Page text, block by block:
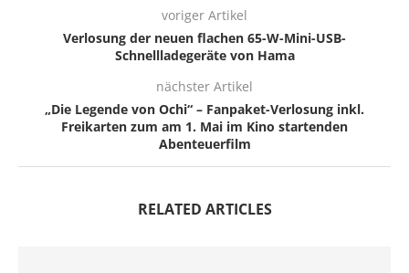
voriger Artikel
Verlosung der neuen flachen 65-W-Mini-USB-
Schnellladegeräte von Hama
nächster Artikel
„Die Legende von Ochi“ – Fanpaket-Verlosung inkl.
Freikarten zum am 1. Mai im Kino startenden
Abenteuerfilm
RELATED ARTICLES